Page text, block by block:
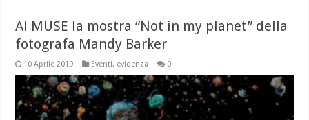
Al MUSE la mostra “Not in my planet” della
fotografa Mandy Barker
10 Aprile 2019 Eventi, evidenza 0